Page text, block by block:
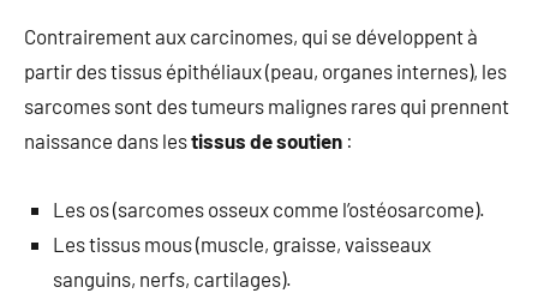
Contrairement aux carcinomes, qui se développent à
partir des tissus épithéliaux (peau, organes internes), les
sarcomes sont des tumeurs malignes rares qui prennent
naissance dans lestissus de soutien :
Les os (sarcomes osseux comme l’ostéosarcome).
Les tissus mous (muscle, graisse, vaisseaux
sanguins, nerfs, cartilages).